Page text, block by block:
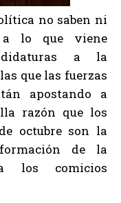
no saben ni
a lo que viene
a la
que las fuerzas
apostando a
razón que los
octubre son la
de la
los comicios